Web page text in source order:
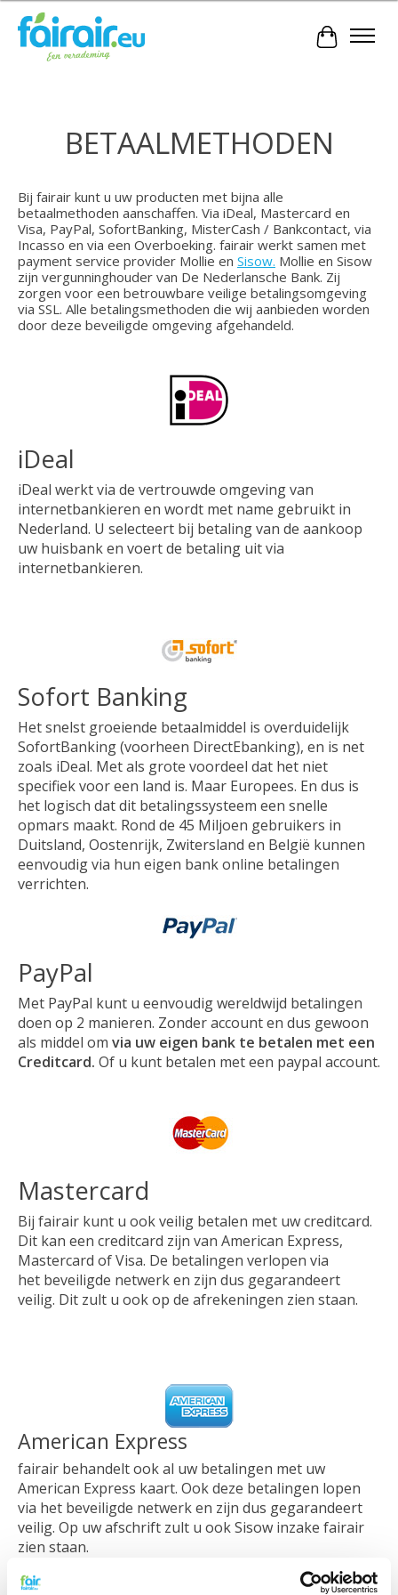
BETAALMETHODEN
Bij fairair kunt u uw producten met bijna alle
betaalmethoden aanschaffen. Via iDeal, Mastercard en
Visa, PayPal, SofortBanking, MisterCash / Bankcontact, via
Incasso en via een Overboeking. fairair werkt samen met
payment service provider Mollie en Sisow. Mollie en Sisow
zijn vergunninghouder van De Nederlansche Bank. Zij
zorgen voor een betrouwbare veilige betalingsomgeving
via SSL. Alle betalingsmethoden die wij aanbieden worden
door deze beveiligde omgeving afgehandeld.
iDeal
iDeal werkt via de vertrouwde omgeving van
internetbankieren en wordt met name gebruikt in
Nederland. U selecteert bij betaling van de aankoop
uw huisbank en voert de betaling uit via
internetbankieren.
Sofort Banking
Het snelst groeiende betaalmiddel is overduidelijk
SofortBanking (voorheen DirectEbanking), en is net
zoals iDeal. Met als grote voordeel dat het niet
specifiek voor een land is. Maar Europees. En dus is
het logisch dat dit betalingssysteem een snelle
opmars maakt. Rond de 45 Miljoen gebruikers in
Duitsland, Oostenrijk, Zwitersland en België kunnen
eenvoudig via hun eigen bank online betalingen
verrichten.
PayPal
Met PayPal kunt u eenvoudig wereldwijd betalingen
doen op 2 manieren. Zonder account en dus gewoon
als middel om via uw eigen bank te betalen met een
Creditcard. Of u kunt betalen met een paypal account.
Mastercard
Bij fairair kunt u ook veilig betalen met uw creditcard.
Dit kan een creditcard zijn van American Express,
Mastercard of Visa. De betalingen verlopen via
het beveiligde netwerk en zijn dus gegarandeert
veilig. Dit zult u ook op de afrekeningen zien staan.
American Express
fairair behandelt ook al uw betalingen met uw
American Express kaart. Ook deze betalingen lopen
via het beveiligde netwerk en zijn dus gegarandeert
veilig. Op uw afschrift zult u ook Sisow inzake fairair
zien staan.